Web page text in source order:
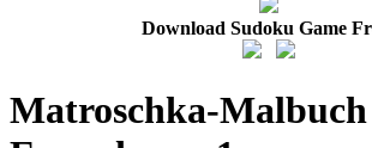
Download Sudoku Game
Matroschka-